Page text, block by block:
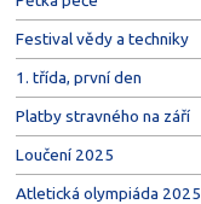
Festival vědy a techniky
1. třída, první den
Platby stravného na září
Loučení 2025
Atletická olympiáda 2025